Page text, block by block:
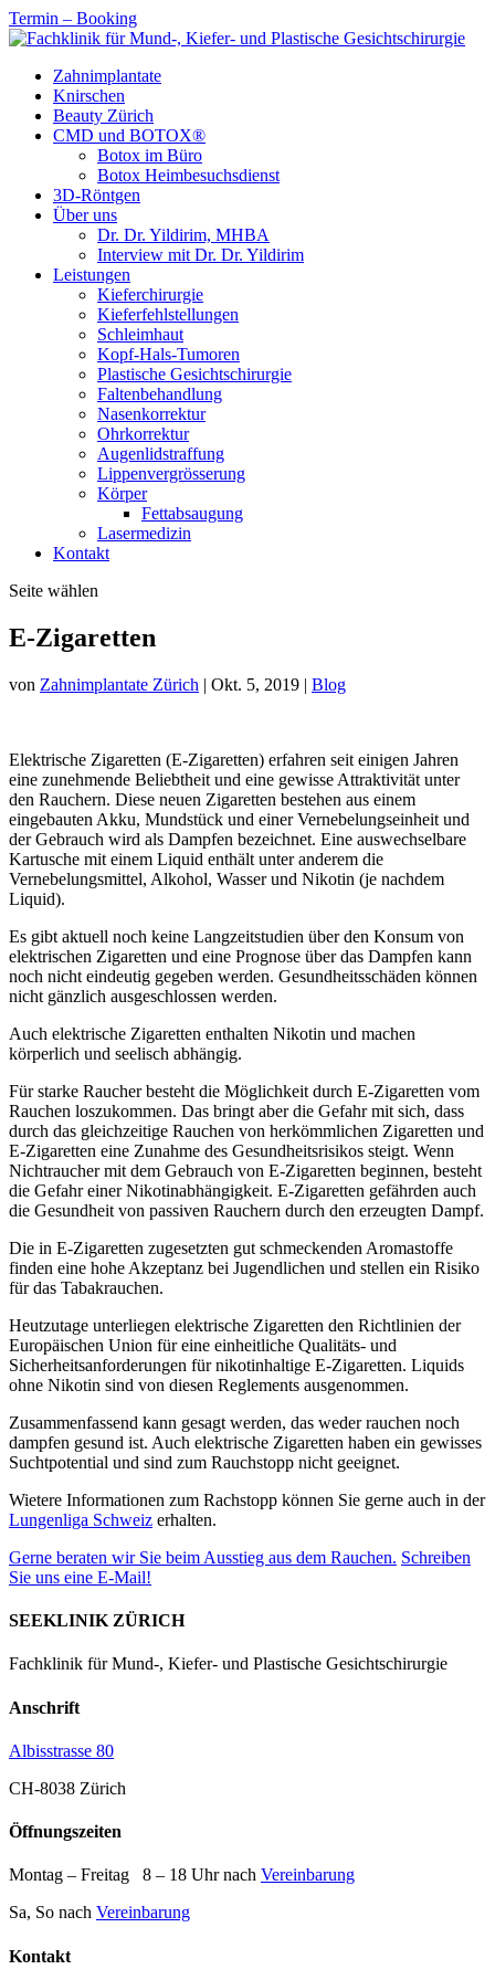
Termin – Booking
Zahnimplantate
Knirschen
Beauty Zürich
CMD und BOTOX®
Botox im Büro
Botox Heimbesuchsdienst
3D-Röntgen
Über uns
Dr. Dr. Yildirim, MHBA
Interview mit Dr. Dr. Yildirim
Leistungen
Kieferchirurgie
Kieferfehlstellungen
Schleimhaut
Kopf-Hals-Tumoren
Plastische Gesichtschirurgie
Faltenbehandlung
Nasenkorrektur
Ohrkorrektur
Augenlidstraffung
Lippenvergrösserung
Körper
Fettabsaugung
Lasermedizin
Kontakt
Seite wählen
E-Zigaretten
von Zahnimplantate Zürich | Okt. 5, 2019 | Blog
Elektrische Zigaretten (E-Zigaretten) erfahren seit einigen Jahren
eine zunehmende Beliebtheit und eine gewisse Attraktivität unter
den Rauchern. Diese neuen Zigaretten bestehen aus einem
eingebauten Akku, Mundstück und einer Vernebelungseinheit und
der Gebrauch wird als Dampfen bezeichnet. Eine auswechselbare
Kartusche mit einem Liquid enthält unter anderem die
Vernebelungsmittel, Alkohol, Wasser und Nikotin (je nachdem
Liquid).
Es gibt aktuell noch keine Langzeitstudien über den Konsum von
elektrischen Zigaretten und eine Prognose über das Dampfen kann
noch nicht eindeutig gegeben werden. Gesundheitsschäden können
nicht gänzlich ausgeschlossen werden.
Auch elektrische Zigaretten enthalten Nikotin und machen
körperlich und seelisch abhängig.
Für starke Raucher besteht die Möglichkeit durch E-Zigaretten vom
Rauchen loszukommen. Das bringt aber die Gefahr mit sich, dass
durch das gleichzeitige Rauchen von herkömmlichen Zigaretten und
E-Zigaretten eine Zunahme des Gesundheitsrisikos steigt. Wenn
Nichtraucher mit dem Gebrauch von E-Zigaretten beginnen, besteht
die Gefahr einer Nikotinabhängigkeit. E-Zigaretten gefährden auch
die Gesundheit von passiven Rauchern durch den erzeugten Dampf.
Die in E-Zigaretten zugesetzten gut schmeckenden Aromastoffe
finden eine hohe Akzeptanz bei Jugendlichen und stellen ein Risiko
für das Tabakrauchen.
Heutzutage unterliegen elektrische Zigaretten den Richtlinien der
Europäischen Union für eine einheitliche Qualitäts- und
Sicherheitsanforderungen für nikotinhaltige E-Zigaretten. Liquids
ohne Nikotin sind von diesen Reglements ausgenommen.
Zusammenfassend kann gesagt werden, das weder rauchen noch
dampfen gesund ist. Auch elektrische Zigaretten haben ein gewisses
Suchtpotential und sind zum Rauchstopp nicht geeignet.
Wietere Informationen zum Rachstopp können Sie gerne auch in der
Lungenliga Schweiz erhalten.
Gerne beraten wir Sie beim Ausstieg aus dem Rauchen. Schreiben
Sie uns eine E-Mail!
SEEKLINIK ZÜRICH
Fachklinik für Mund-, Kiefer- und Plastische Gesichtschirurgie
Anschrift
Albisstrasse 80
CH-8038 Zürich
Öffnungszeiten
Montag – Freitag 8 – 18 Uhr nach Vereinbarung
Sa, So nach Vereinbarung
Kontakt